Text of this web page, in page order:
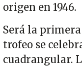
origen en 1946.
Será la primera
trofeo se
cuadrangular.